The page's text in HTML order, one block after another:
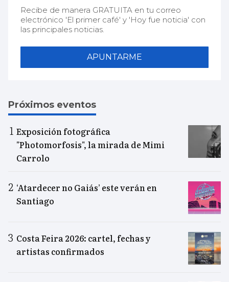
Recibe de manera GRATUITA en tu correo
electrónico 'El primer café' y 'Hoy fue noticia' con
las principales noticias.
APUNTARME
Próximos eventos
Exposición fotográfica
"Photomorfosis", la mirada de Mimi
Carrolo
‘Atardecer no Gaiás’ este verán en
Santiago
Costa Feira 2026: cartel, fechas y
artistas confirmados